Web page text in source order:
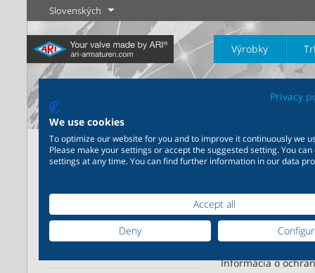
Slovenských
Výrobky
Novinky
Zistiť viac
Regulácia
Zistiť viac Zistiť viac
Priemysel
priemysel - Váš flexibilný
systém pre priemyselné
aplikácie
Zistiť viac
Chémia
- Výrobné riešenia šité na
mieru Vašim individuálnym
požiadavkám
Zistiť viac
Domov Kontakt
Informácia o
Privacy
We use cookies
To optimize our website for you and to improve it continuously we
Please make your settings or accept the suggested setting. You
settings at any time. You can find further information in our data
Accept all
Deny